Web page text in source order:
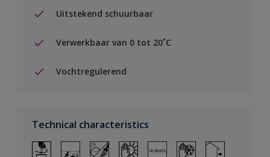
Uitstekend schuurbaar
Verwerkbaar van 0 tot 20˚C
Vochtregulerend
Technical characteristics